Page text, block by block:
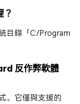
目錄「C:/Program
反作弊軟體
。它僅與支援的